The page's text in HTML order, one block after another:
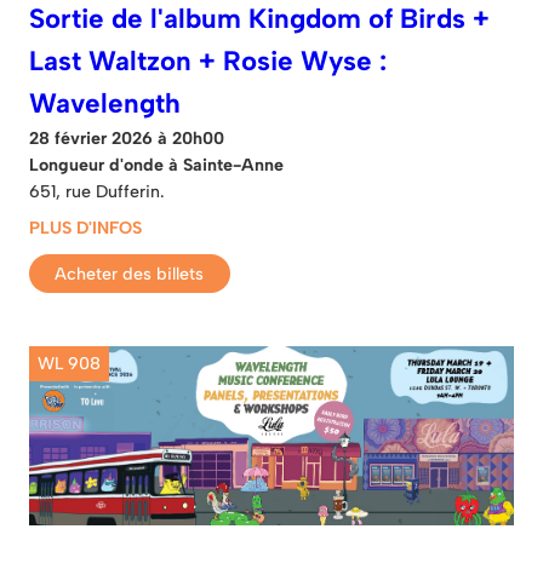
Sortie de l'album Kingdom of Birds +
Last Waltzon + Rosie Wyse :
Wavelength
28 février 2026 à 20h00
Longueur d'onde à Sainte-Anne
651, rue Dufferin.
PLUS D'INFOS
Acheter des billets
WL 908